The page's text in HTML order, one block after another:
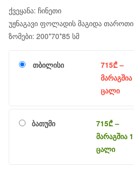
ქვეყანა: ჩინეთი
უჟნაგავი ფოლადის მაგიდა თაროთი
ზომები: 200*70*85 სმ
თბილისი 715₾–
მარაგშია
ცალი
ბათუმი 715₾–
მარაგშია 1
ცალი